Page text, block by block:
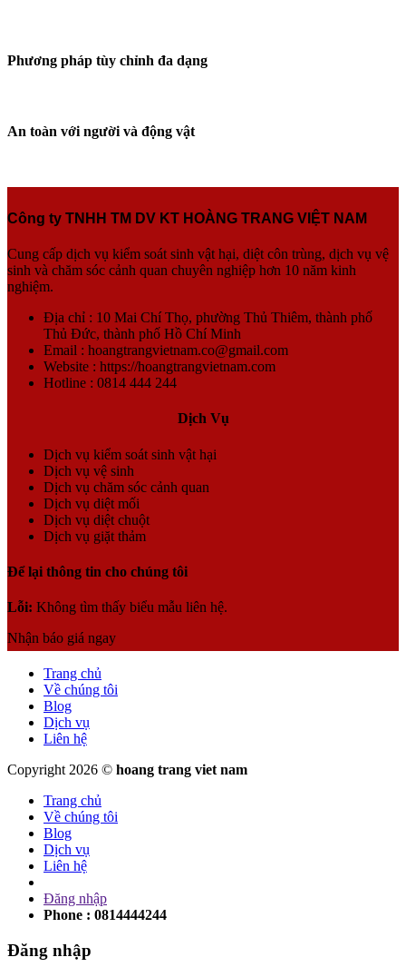
Phương pháp tùy chỉnh đa dạng
An toàn với người và động vật
Công ty TNHH TM DV KT HOÀNG TRANG VIỆT NAM
Cung cấp dịch vụ kiểm soát sinh vật hại, diệt côn trùng, dịch vụ vệ
sinh và chăm sóc cảnh quan chuyên nghiệp hơn 10 năm kinh
nghiệm.
Địa chỉ : 10 Mai Chí Thọ, phường Thủ Thiêm, thành phố
Thủ Đức, thành phố Hồ Chí Minh
Email : hoangtrangvietnam.co@gmail.com
Website : https://hoangtrangvietnam.com
Hotline : 0814 444 244
Dịch Vụ
Dịch vụ kiểm soát sinh vật hại
Dịch vụ vệ sinh
Dịch vụ chăm sóc cảnh quan
Dịch vụ diệt mối
Dịch vụ diệt chuột
Dịch vụ giặt thảm
Để lại thông tin cho chúng tôi
Lỗi: Không tìm thấy biểu mẫu liên hệ.
Nhận báo giá ngay
Trang chủ
Về chúng tôi
Blog
Dịch vụ
Liên hệ
Copyright 2026 © hoang trang viet nam
Trang chủ
Về chúng tôi
Blog
Dịch vụ
Liên hệ
Đăng nhập
Phone : 0814444244
Đăng nhập